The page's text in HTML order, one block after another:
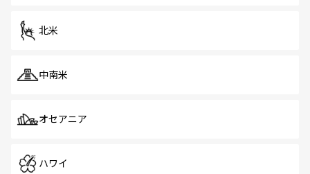
北米
中南米
オセアニア
ハワイ